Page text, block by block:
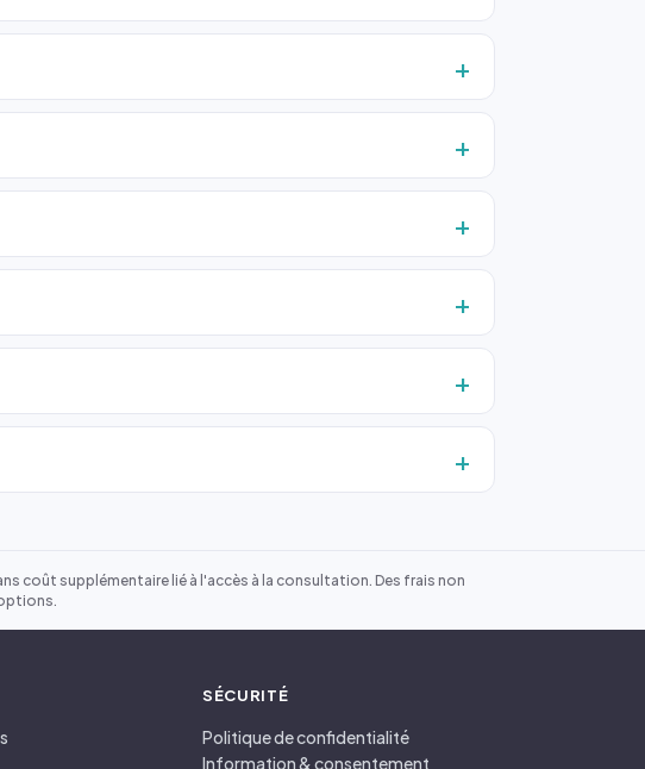
coût supplémentaire lié à l'accès à la consultation. Des frais non
SÉCURITÉ
Politique de confidentialité
Information & consentement